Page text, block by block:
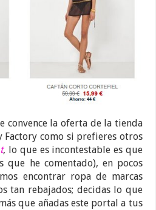
convence la oferta de la tienda
como si prefieres otros
, lo que es incontestable es que
que he comentado), en pocos
encontrar ropa de marcas
tan rebajados; decidas lo que
que añadas este portal a tus